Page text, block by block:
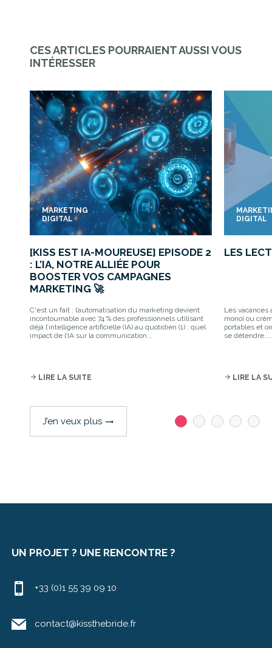
CES ARTICLES POURRAIENT AUSSI VOUS
INTÉRESSER
MARKETING
DIGITAL
[KISS EST IA-MOUREUSE] EPISODE 2
: L’IA, NOTRE ALLIÉE POUR
BOOSTER VOS CAMPAGNES
MARKETING 🚀
C'est un fait : l’automatisation du marketing devient
incontournable avec 74 % des professionnels utilisant
déjà l’intelligence artificielle (IA) au quotidien (1) : quel
impact de l’IA sur la communication...
arrow_forward LIRE LA SUITE
DIGITAL
LES
Les vacances
monoï ou
portables et
se
arrow_forward LIRE LA
J’en veux plus trending_flat
UN PROJET ? UNE RENCONTRE ?
+33 (0)1 55 39 09 10
contact@kissthebride.fr